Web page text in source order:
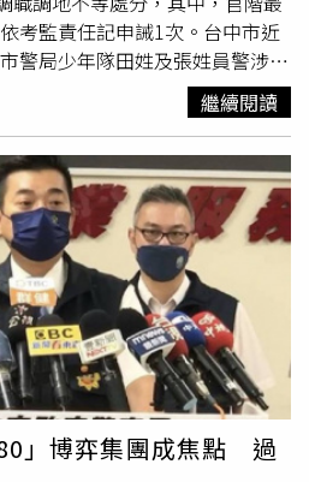
博等罪嫌重大，有逃亡及串證、
禁見獲准。
考監責任記申誡1次。台中市近
警局少年隊田姓及張姓員警涉嫌
前刑大大隊長林明佐涉嫌洩密給
小隊長在警方搜索簽賭案前出入
長今傳出浮報刑辦費情事。郭士
會嚴辦到底、追究相關責任，由
全面清查風紀顧慮人員，若再違
，台中市警局自2022年至今，
列輔官警共25人，針對少數列管
核；若輔導無效，則優先列為汰
考監責任及懲處如下：少年警察
、陳姓小隊長及田姓偵查佐各記
部分，陳姓前隊長申誡1次，陳姓
次，高姓分隊長、莊姓及蘇姓前
案，林姓小隊長記1大過，相關
麟申誡1次、許姓前隊長記過1
繼續閱讀
」博弈集團成焦點 過